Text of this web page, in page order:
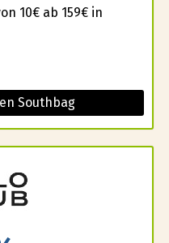
10€ ab 159€ in
Southbag